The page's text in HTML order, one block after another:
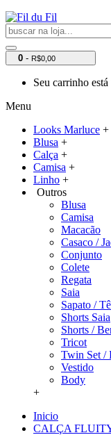
0 - R$0,00
Seu carrinho
Menu
Looks Marluce +
Blusa +
Calça +
Camisa +
Linho +
Outros
Blusa
Camisa
Macacão
Casaco /
Conjunto
Colete
Regata
Saia
Sapato /
Shorts Saia
Shorts /
Tricot
Twin Set /
Vestido
Body
+
Inicio
CALÇA